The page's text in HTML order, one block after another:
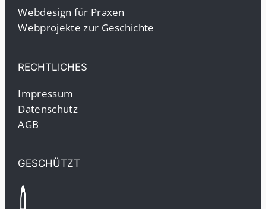
Webdesign für Praxen
Webprojekte zur Geschichte
RECHTLICHES
Impressum
Datenschutz
AGB
GESCHÜTZT